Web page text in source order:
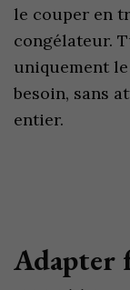
le couper en
congélateur.
uniquement
besoin, sans
entier.
Adapter